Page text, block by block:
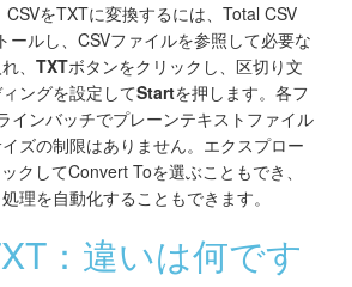
CSVをTXTに変換するには、Total CSV
ールし、CSVファイルを参照して必要な
、 TXTボタンをクリックし、区切り文
ングを設定してStartを押します。各フ
インバッチでプレーンテキストファイル
ズの制限はありません。エクスプロー
クしてConvert Toを選ぶこともでき、
理を自動化することもできます。
：違いは何です